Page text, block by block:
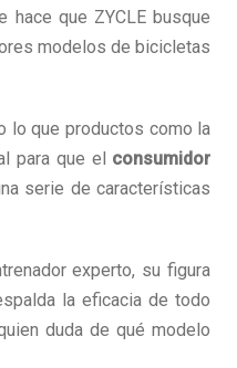
que ZYCLE busque
modelos de bicicletas
lo que productos como la
para que el consumidor
serie de características
experto, su figura
la eficacia de todo
duda de qué modelo